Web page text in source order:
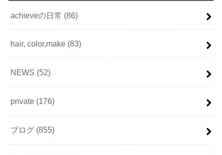
achieveの日常 (86)
hair, color,make (83)
NEWS (52)
private (176)
ブログ (855)